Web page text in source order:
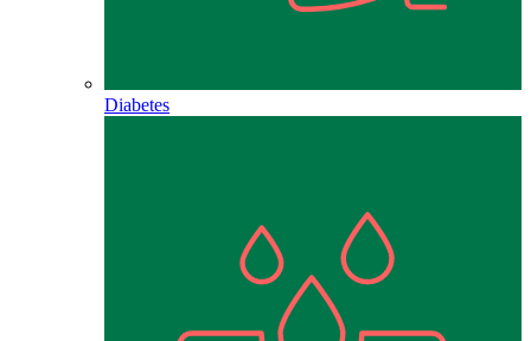
Diabetes